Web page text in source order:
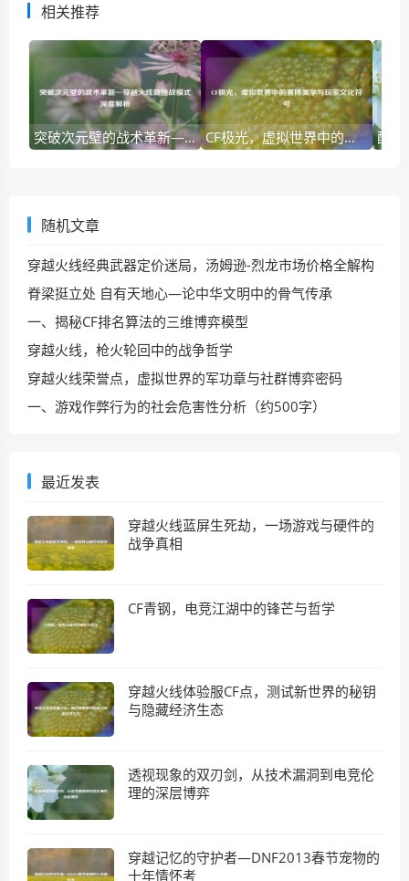
相关推荐
突破次元壁的战术革新—穿越火线新挑战模式深度解析 CF极光，虚拟世界中的赛博美学与玩家文化符号
随机文章
穿越火线经典武器定价迷局，汤姆逊-烈龙市场价格全解构
脊梁挺立处 自有天地心—论中华文明中的骨气传承
一、揭秘CF排名算法的三维博弈模型
穿越火线，枪火轮回中的战争哲学
穿越火线荣誉点，虚拟世界的军功章与社群博弈密码
一、游戏作弊行为的社会危害性分析（约500字）
最近发表
穿越火线蓝屏生死劫，一场游戏与硬件的
战争真相
CF青钢，电竞江湖中的锋芒与哲学
穿越火线体验服CF点，测试新世界的秘钥
与隐藏经济生态
透视现象的双刃剑，从技术漏洞到电竞伦
理的深层博弈
穿越记忆的守护者—DNF2013春节宠物的
十年情怀考